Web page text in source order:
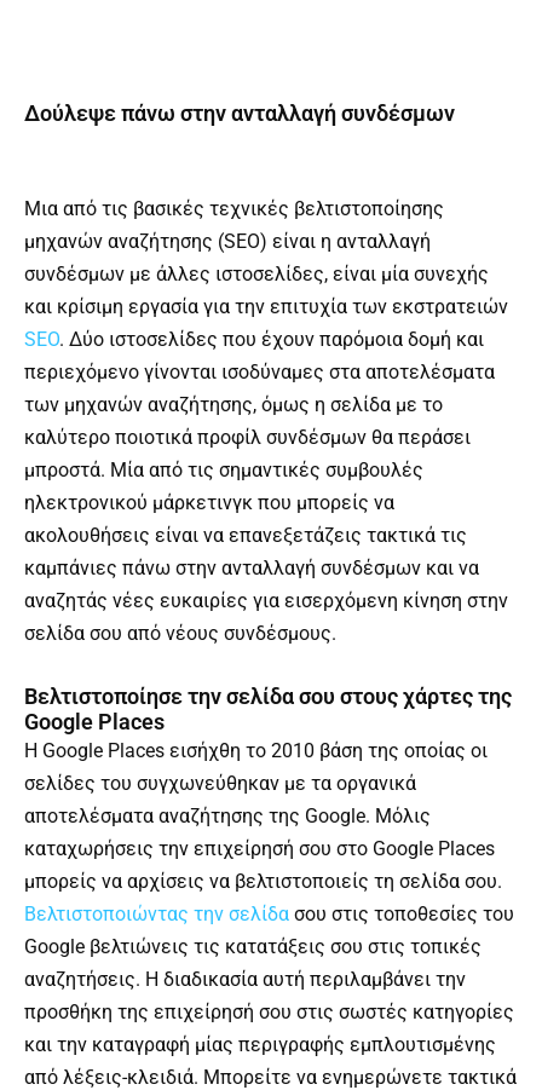
Δούλεψε πάνω στην ανταλλαγή συνδέσμων
Μια από τις βασικές τεχνικές βελτιστοποίησης
μηχανών αναζήτησης (SEO) είναι η ανταλλαγή
συνδέσμων με άλλες ιστοσελίδες, είναι μία συνεχής
και κρίσιμη εργασία για την επιτυχία των εκστρατειών
SEO. Δύο ιστοσελίδες που έχουν παρόμοια δομή και
περιεχόμενο γίνονται ισοδύναμες στα αποτελέσματα
των μηχανών αναζήτησης, όμως η σελίδα με το
καλύτερο ποιοτικά προφίλ συνδέσμων θα περάσει
μπροστά. Μία από τις σημαντικές συμβουλές
ηλεκτρονικού μάρκετινγκ που μπορείς να
ακολουθήσεις είναι να επανεξετάζεις τακτικά τις
καμπάνιες πάνω στην ανταλλαγή συνδέσμων και να
αναζητάς νέες ευκαιρίες για εισερχόμενη κίνηση στην
σελίδα σου από νέους συνδέσμους.
Βελτιστοποίησε την σελίδα σου στους χάρτες της
Google Places
H Google Places εισήχθη το 2010 βάση της οποίας οι
σελίδες του συγχωνεύθηκαν με τα οργανικά
αποτελέσματα αναζήτησης της Google. Μόλις
καταχωρήσεις την επιχείρησή σου στο Google Places
μπορείς να αρχίσεις να βελτιστοποιείς τη σελίδα σου.
Βελτιστοποιώντας την σελίδα σου στις τοποθεσίες του
Google βελτιώνεις τις κατατάξεις σου στις τοπικές
αναζητήσεις. Η διαδικασία αυτή περιλαμβάνει την
προσθήκη της επιχείρησή σου στις σωστές κατηγορίες
και την καταγραφή μίας περιγραφής εμπλουτισμένης
από λέξεις-κλειδιά. Μπορείτε να ενημερώνετε τακτικά